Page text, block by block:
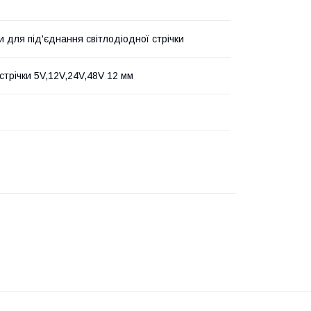
для під'єднання світлодіодної стрічки
5V,12V,24V,48V 12 мм